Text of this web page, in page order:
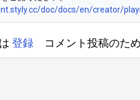
doc/docs/en/creator/
登録 コメント投稿のため